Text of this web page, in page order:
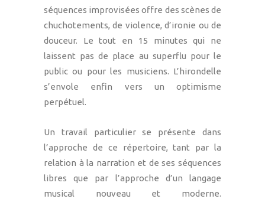
séquences improvisées offre des scènes de
chuchotements, de violence, d’ironie ou de
douceur. Le tout en 15 minutes qui ne
laissent pas de place au superflu pour le
public ou pour les musiciens. L’hirondelle
s’envole enfin vers un optimisme
perpétuel.
Un travail particulier se présente dans
l’approche de ce répertoire, tant par la
relation à la narration et de ses séquences
libres que par l’approche d’un langage
musical nouveau et moderne.